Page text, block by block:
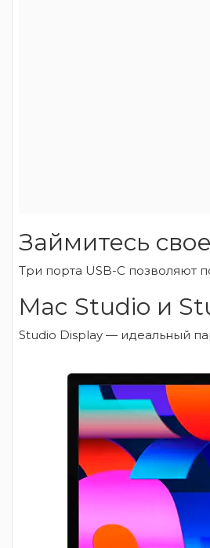
Займитесь
Три порта USB-C позволяют
Mac Studio и
Studio Display — идеальный